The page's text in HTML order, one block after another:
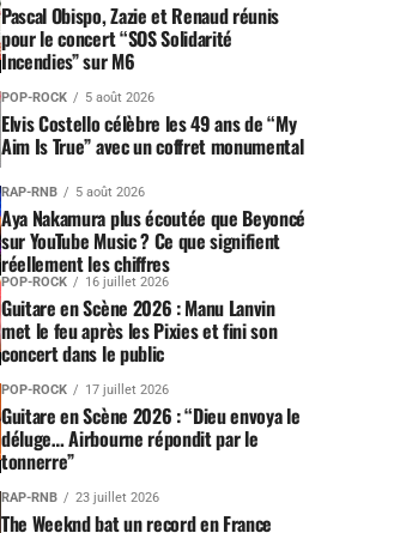
Pascal Obispo, Zazie et Renaud réunis
pour le concert “SOS Solidarité
Incendies” sur M6
POP-ROCK 5 août 2026
Elvis Costello célèbre les 49 ans de “My
Aim Is True” avec un coffret monumental
RAP-RNB 5 août 2026
Aya Nakamura plus écoutée que Beyoncé
sur YouTube Music ? Ce que signifient
réellement les chiffres
POP-ROCK 16 juillet 2026
Guitare en Scène 2026 : Manu Lanvin
met le feu après les Pixies et fini son
concert dans le public
POP-ROCK 17 juillet 2026
Guitare en Scène 2026 : “Dieu envoya le
déluge… Airbourne répondit par le
tonnerre”
RAP-RNB 23 juillet 2026
The Weeknd bat un record en France